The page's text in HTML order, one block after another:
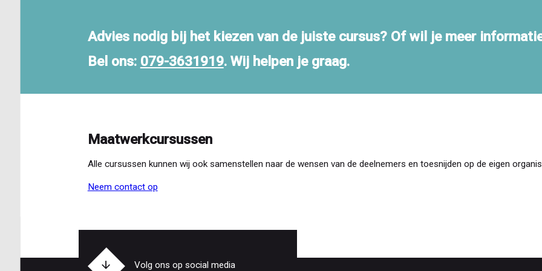
Advies nodig bij het kiezen van de juiste cursus? Of wil je meer
Bel ons: 079-3631919. Wij helpen je graag.
Maatwerkcursussen
Alle cursussen kunnen wij ook samenstellen naar de wensen van de deelnemers en toesnijden op de eigen
Neem contact op
Volg ons op social media